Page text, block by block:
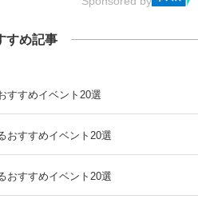
すめ記事
すすめイベント20選
おすすめイベント20選
おすすめイベント20選